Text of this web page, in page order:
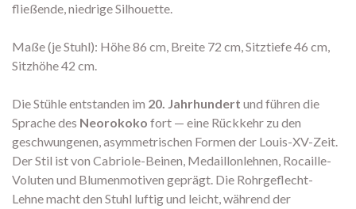
fließende, niedrige Silhouette.
Maße (je Stuhl): Höhe 86 cm, Breite 72 cm, Sitztiefe 46 cm,
Sitzhöhe 42 cm.
Die Stühle entstanden im 20. Jahrhundert und führen die
Sprache des Neorokoko fort — eine Rückkehr zu den
geschwungenen, asymmetrischen Formen der Louis-XV-Zeit.
Der Stil ist von Cabriole-Beinen, Medaillonlehnen, Rocaille-
Voluten und Blumenmotiven geprägt. Die Rohrgeflecht-
Lehne macht den Stuhl luftig und leicht, während der